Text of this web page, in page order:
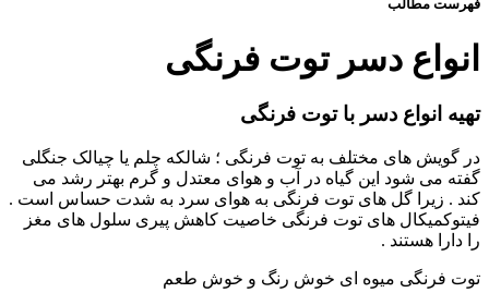
فهرست مطالب
انواع دسر توت فرنگی
تهیه انواع دسر با توت فرنگی
در گویش های مختلف به توت فرنگی ؛ شالکه چلم یا چیالک جنگلی
گفته می شود این گیاه در آب و هوای معتدل و گرم بهتر رشد می
کند . زیرا گل های توت فرنگی به هوای سرد به شدت حساس است .
فیتوکمیکال های توت فرنگی خاصیت کاهش پیری سلول های مغز
را دارا هستند .
توت فرنگی میوه ای خوش رنگ و خوش طعم